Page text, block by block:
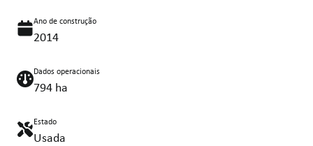
Ano de construção
2014
Dados operacionais
794 ha
Estado
Usada